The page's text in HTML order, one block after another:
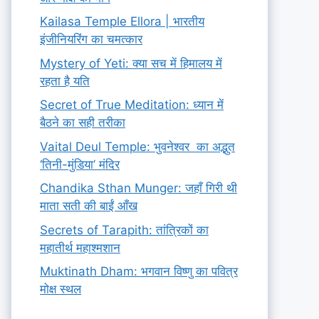
Kailasa Temple Ellora | भारतीय
इंजीनियरिंग का चमत्कार
Mystery of Yeti: क्या सच में हिमालय में
रहता है यति
Secret of True Meditation: ध्यान में
बैठने का सही तरीका
Vaital Deul Temple: भुवनेश्वर का अद्भुत
‘तिनी-मुंडिया’ मंदिर
Chandika Sthan Munger: जहाँ गिरी थी
माता सती की बाईं आँख
Secrets of Tarapith: तांत्रिकों का
महातीर्थ महाश्मशान
Muktinath Dham: भगवान विष्णु का पवित्र
मोक्ष स्थल